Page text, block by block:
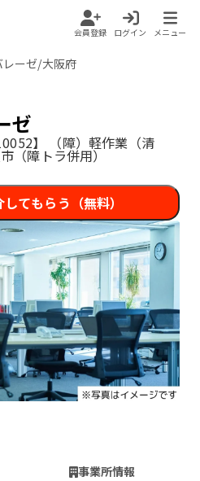
会員登録 ログイン メニュー
ーゼ/大阪府
ゼ
】 （障）軽作業（清
（障トラ併用）
てもらう（無料）
事業所情報